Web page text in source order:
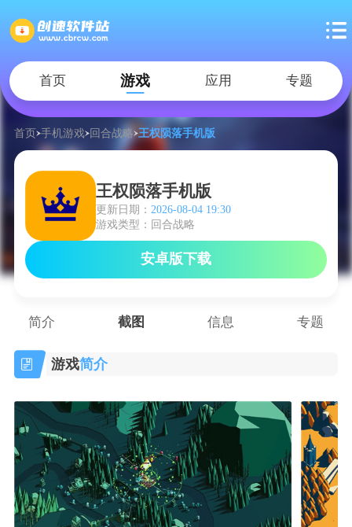
首页 游戏 应用 专题
首页 手机游戏 回合战略 王权陨落手机版
王权陨落手机版
更新日期： 2026-08-04 19:30
游戏类型：回合战略
安卓版下载
简介 截图 信息 专题
游戏简介